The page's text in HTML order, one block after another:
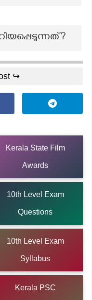
↪
Kerala State Film
Awards
10th Level Exam
Questions
10th Level Exam
Syllabus
Kerala PSC